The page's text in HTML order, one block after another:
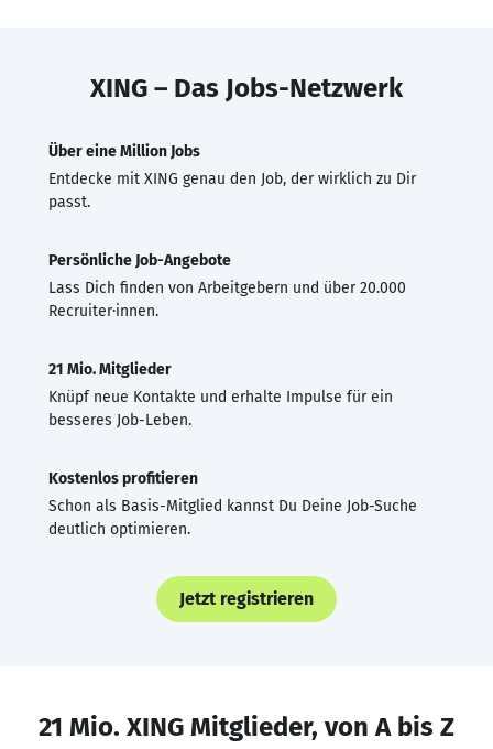
XING – Das Jobs-Netzwerk
Über eine Million Jobs
Entdecke mit XING genau den Job, der wirklich zu Dir
passt.
Persönliche Job-Angebote
Lass Dich finden von Arbeitgebern und über 20.000
Recruiter·innen.
21 Mio. Mitglieder
Knüpf neue Kontakte und erhalte Impulse für ein
besseres Job-Leben.
Kostenlos profitieren
Schon als Basis-Mitglied kannst Du Deine Job-Suche
deutlich optimieren.
Jetzt registrieren
21 Mio. XING Mitglieder, von A bis Z